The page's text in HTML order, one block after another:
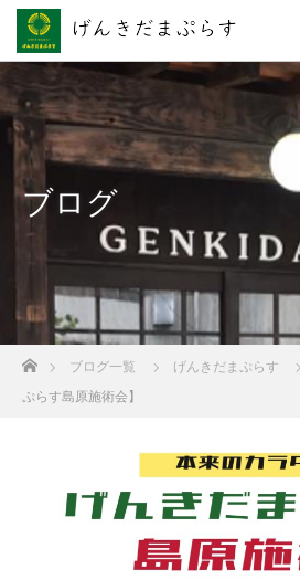
ブログ
ホームブログ一覧 げんきだまぷらす
ぷらす島原施術会】